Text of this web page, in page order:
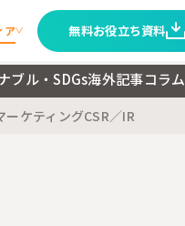
ア 無料お役立ち資料
ブル・SDGs海外記事コラム
ーケティングCSR／IR